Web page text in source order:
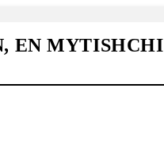
EN MYTISHCHI